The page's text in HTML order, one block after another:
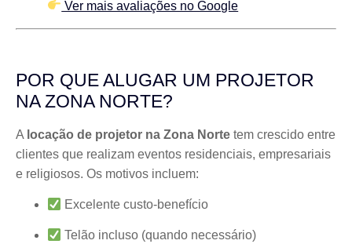
Ver mais avaliações no Google
POR QUE ALUGAR UM PROJETOR
NA ZONA NORTE?
A locação de projetor na Zona Norte tem crescido entre
clientes que realizam eventos residenciais, empresariais
e religiosos. Os motivos incluem:
Excelente custo-benefício
Telão incluso (quando necessário)